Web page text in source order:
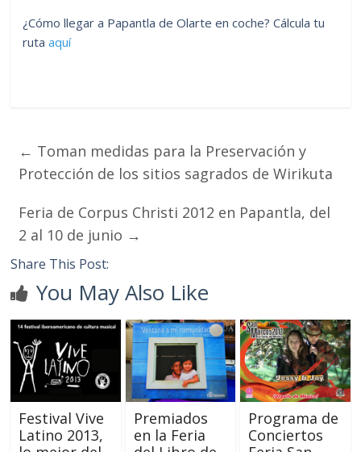
¿Cómo llegar a Papantla de Olarte en coche? Cálcula tu
rutaaquí
← Toman medidas para la Preservación y
Protección de los sitios sagrados de Wirikuta
Feria de Corpus Christi 2012 en Papantla, del
2 al 10 de junio →
Share This Post:
You May Also Like
Festival Vive
Latino 2013,
Premiados
en la Feria
Programa de
Conciertos